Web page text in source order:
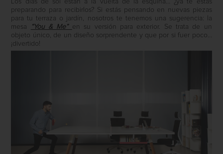
Los días de sol están a la vuelta de la esquina… ¿ya te estás
preparando para recibirlos? Si estás pensando en nuevas piezas
para tu terraza o jardín, nosotros te tenemos una sugerencia: la
mesa
“You & Me” en su versión para exterior. Se trata de un
objeto único, de un diseño sorprendente y que por si fuer poco…
¡divertido!